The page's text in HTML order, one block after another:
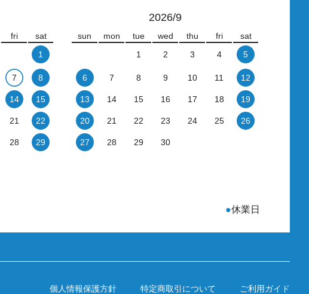
fri
sat
1
7 8
14 15
21 22
28 29
2026/9
sun mon tue wed thu fri
sat
1
2 3 4 5
6 7 8 9 10 11 12
13 14 15 16 17 18 19
20 21 22 23 24 25 26
27 28 29 30
●休業日
個人情報保護方針 特定商取引について ご利用ガイド